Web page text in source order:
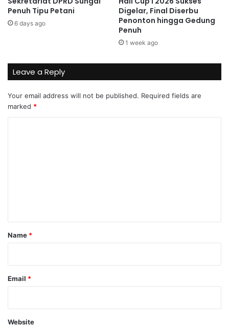
Penuh Tipu Petani
6 days ago
Digelar, Final Diserbu
Penonton hingga Gedung
Penuh
1 week ago
Leave a Reply
Your email address will not be published. Required fields are
marked *
*
Name *
Email *
Website